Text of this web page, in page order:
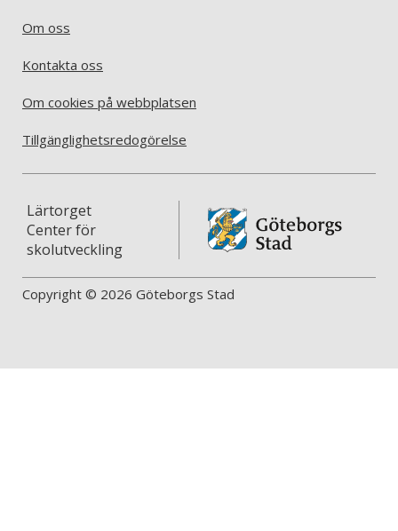
Om oss
Kontakta oss
Om cookies på webbplatsen
Tillgänglighetsredogörelse
Lärtorget
Center för
skolutveckling
Copyright © 2026 Göteborgs Stad